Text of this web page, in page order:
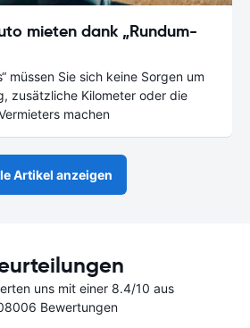
mieten dank „Rundum-
müssen Sie sich keine Sorgen um
zusätzliche Kilometer oder die
machen
Artikel anzeigen
uns mit einer 8.4/10 aus
Bewertungen